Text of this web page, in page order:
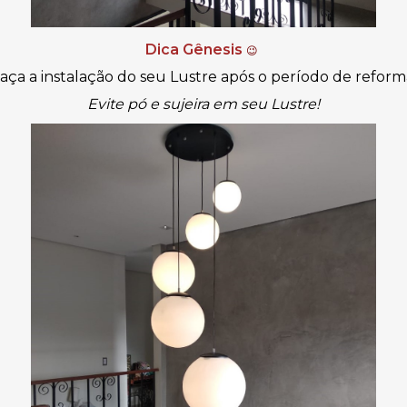
Dica Gênesis 😉
a instalação do seu Lustre após o período de
Evite pó e sujeira em seu Lustre!